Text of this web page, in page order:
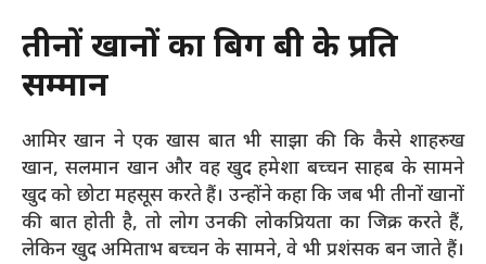
तीनों खानों का बिग बी के प्रति
सम्मान
आमिर खान ने एक खास बात भी साझा की कि कैसे शाहरुख
खान, सलमान खान और वह खुद हमेशा बच्चन साहब के सामने
खुद को छोटा महसूस करते हैं। उन्होंने कहा कि जब भी तीनों खानों
की बात होती है, तो लोग उनकी लोकप्रियता का जिक्र करते हैं,
लेकिन खुद अमिताभ बच्चन के सामने, वे भी प्रशंसक बन जाते हैं।